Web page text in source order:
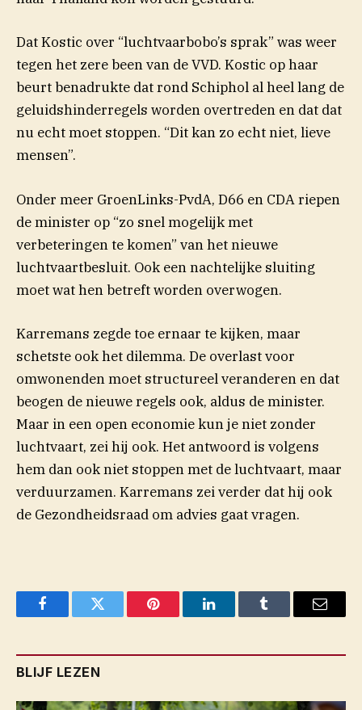
Dat Kostic over “luchtvaarbobo’s sprak” was weer
tegen het zere been van de VVD. Kostic op haar
beurt benadrukte dat rond Schiphol al heel lang de
geluidshinderregels worden overtreden en dat dat
nu echt moet stoppen. “Dit kan zo echt niet, lieve
mensen”.
Onder meer GroenLinks-PvdA, D66 en CDA riepen
de minister op “zo snel mogelijk met
verbeteringen te komen” van het nieuwe
luchtvaartbesluit. Ook een nachtelijke sluiting
moet wat hen betreft worden overwogen.
Karremans zegde toe ernaar te kijken, maar
schetste ook het dilemma. De overlast voor
omwonenden moet structureel veranderen en dat
beogen de nieuwe regels ook, aldus de minister.
Maar in een open economie kun je niet zonder
luchtvaart, zei hij ook. Het antwoord is volgens
hem dan ook niet stoppen met de luchtvaart, maar
verduurzamen. Karremans zei verder dat hij ook
de Gezondheidsraad om advies gaat vragen.
FacebookTwitter Pinterest LinkedInTumblr Email
BLIJF LEZEN